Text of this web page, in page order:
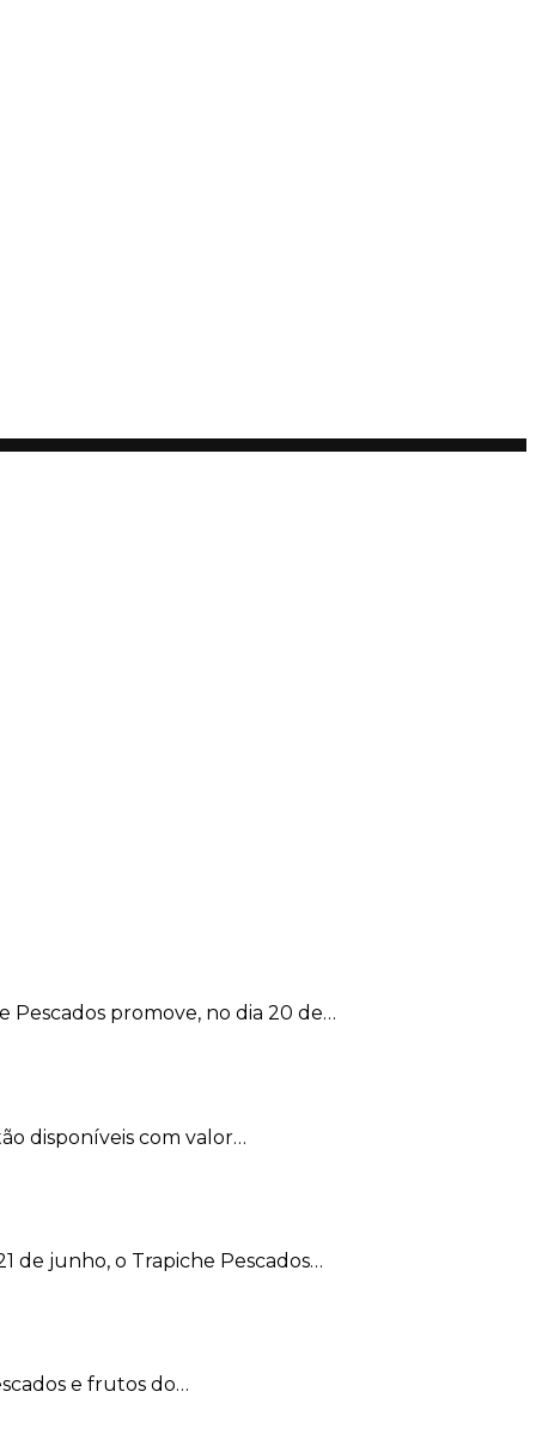
Pescados promove, no dia 20 de…
disponíveis com valor…
de junho, o Trapiche Pescados…
e frutos do…